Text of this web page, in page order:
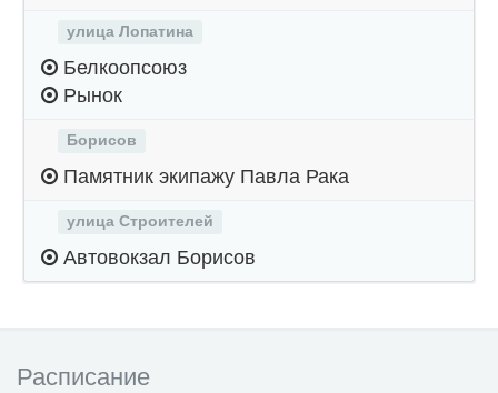
улица Лопатина
Белкоопсоюз
Рынок
Борисов
Памятник экипажу Павла Рака
улица Строителей
Автовокзал Борисов
Расписание